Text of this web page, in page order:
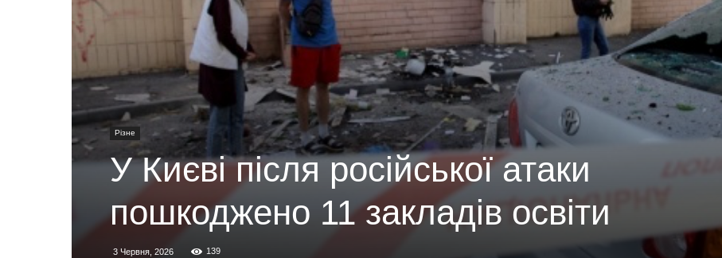
Різне
У Києві після російської атаки
пошкоджено 11 закладів освіти
3 Червня, 2026 139